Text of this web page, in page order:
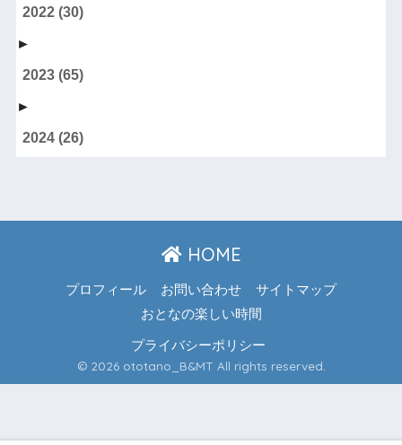
2022 (30)
►
2023 (65)
►
2024 (26)
HOME
プロフィール お問い合わせ
サイトマップ
おとなの楽しい時間
プライバシーポリシー
© 2026 ototano_B&MT All rights reserved.